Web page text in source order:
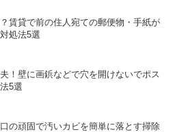
賃貸で前の住人宛ての郵便物・手紙が
処法5選
！壁に画鋲などで穴を開けないでポス
5選
の頑固で汚いカビを簡単に落とす掃除